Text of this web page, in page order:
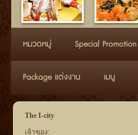
หมวดหมู่ Special Promotion
Package แต่งงาน เมนู
The I-city
เจ้าของ: